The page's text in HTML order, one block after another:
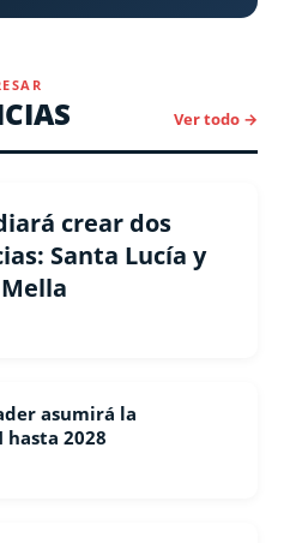
Ver todo →
crear dos
Santa Lucía y
asumirá la
hasta 2028